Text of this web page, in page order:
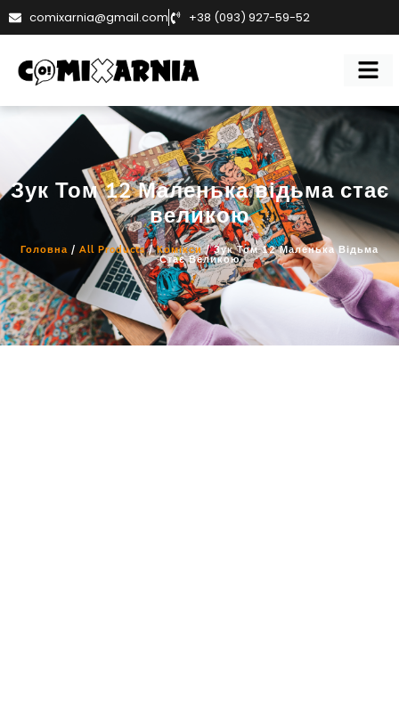
comixarnia@gmail.com +38 (093) 927-59-52
Зук Том 12 Маленька відьма стає
великою
Головна / All Products/Комікси/ Зук Том 12 Маленька Відьма
Стає Великою